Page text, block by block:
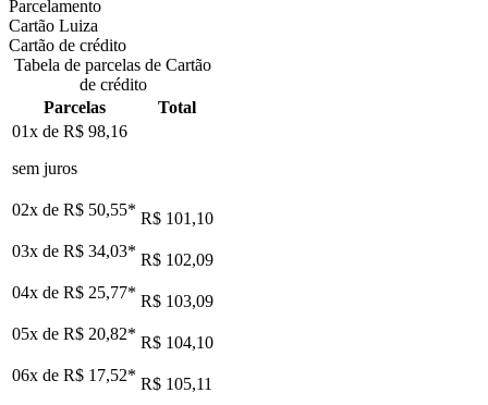
Parcelamento
Cartão Luiza
Cartão de crédito
Tabela de parcelas de Cartão
de crédito
Parcelas
Total
01x de R$ 98,16
sem juros
02x de R$ 50,55* R$ 101,10
03x de R$ 34,03* R$ 102,09
04x de R$ 25,77* R$ 103,09
05x de R$ 20,82* R$ 104,10
06x de R$ 17,52* R$ 105,11